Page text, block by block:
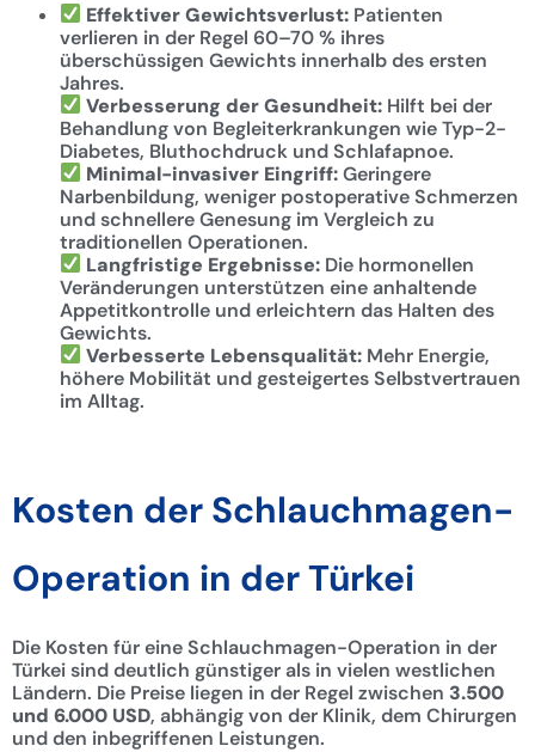
Effektiver Gewichtsverlust: Patienten
verlieren in der Regel 60–70 % ihres
überschüssigen Gewichts innerhalb des ersten
Jahres.
Verbesserung der Gesundheit: Hilft bei der
Behandlung von Begleiterkrankungen wie Typ-2-
Diabetes, Bluthochdruck und Schlafapnoe.
Minimal-invasiver Eingriff:Geringere
Narbenbildung, weniger postoperative Schmerzen
und schnellere Genesung im Vergleich zu
traditionellen Operationen.
Langfristige Ergebnisse: Die hormonellen
Veränderungen unterstützen eine anhaltende
Appetitkontrolle und erleichtern das Halten des
Gewichts.
Verbesserte Lebensqualität: Mehr Energie,
höhere Mobilität und gesteigertes Selbstvertrauen
im Alltag.
Kosten der Schlauchmagen-
Operation in der Türkei
Die Kosten für eine Schlauchmagen-Operation in der
Türkei sind deutlich günstiger als in vielen westlichen
Ländern. Die Preise liegen in der Regel zwischen 3.500
und 6.000 USD, abhängig von der Klinik, dem Chirurgen
und den inbegriffenen Leistungen.